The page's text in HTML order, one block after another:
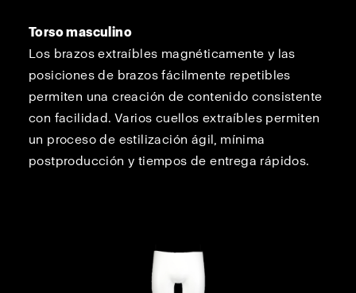
Torso masculino
Los brazos extraíbles magnéticamente y las
posiciones de brazos fácilmente repetibles
permiten una creación de contenido consistente
con facilidad. Varios cuellos extraíbles permiten
un proceso de estilización ágil, mínima
postproducción y tiempos de entrega rápidos.